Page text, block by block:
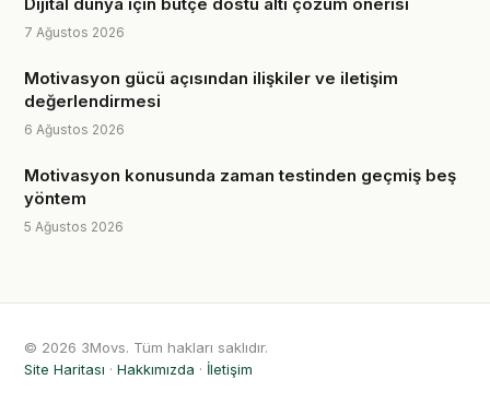
7 Ağustos 2026
Motivasyon gücü açısından ilişkiler ve iletişim
değerlendirmesi
6 Ağustos 2026
Motivasyon konusunda zaman testinden geçmiş beş
yöntem
5 Ağustos 2026
© 2026 3Movs. Tüm hakları saklıdır.
Site Haritası · Hakkımızda · İletişim